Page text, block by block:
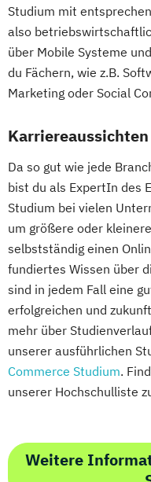
Studium mit
also
über Mobile Systeme
du Fächern, wie z.B.
Marketing oder Social
Da so gut wie jede
bist du als ExpertIn des
Studium bei vielen
um größere oder
selbstständig einen
fundiertes Wissen über
sind in jedem Fall eine
erfolgreichen und
mehr über
unserer ausführlichen
Commerce Studium.
unserer Hochschulliste
Weitere